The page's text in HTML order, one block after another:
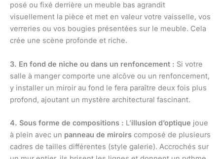
posé ou fixé derrière un meuble bas agrandit
visuellement la pièce et met en valeur votre vaisselle, vos
verreries ou vos bougies présentées sur le meuble. Cela
crée une scène profonde et riche.
3. En fond de niche ou dans un renfoncement : Si votre
salle à manger comporte une alcôve ou un renfoncement,
y installer un miroir au fond le fera paraître deux fois plus
profond, ajoutant un mystère architectural fascinant.
4. Sous forme de compositions : L’illusion d’optique joue
à plein avec un panneau de miroirs composé de plusieurs
cadres de tailles différentes (style galerie). Accrochés sur